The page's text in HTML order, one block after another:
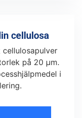
cellulosa
på 20 µm.
i